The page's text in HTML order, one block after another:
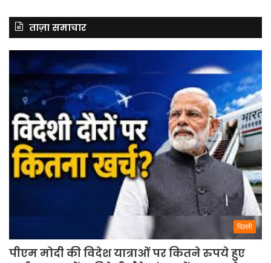
ताज़ा समाचार
दिल्ली
पीएम मोदी की विदेश यात्राओं पर कितने रुपये हुए